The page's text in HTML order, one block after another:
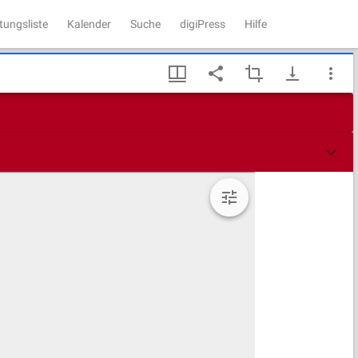
Kalender Suche digiPress Hilfe